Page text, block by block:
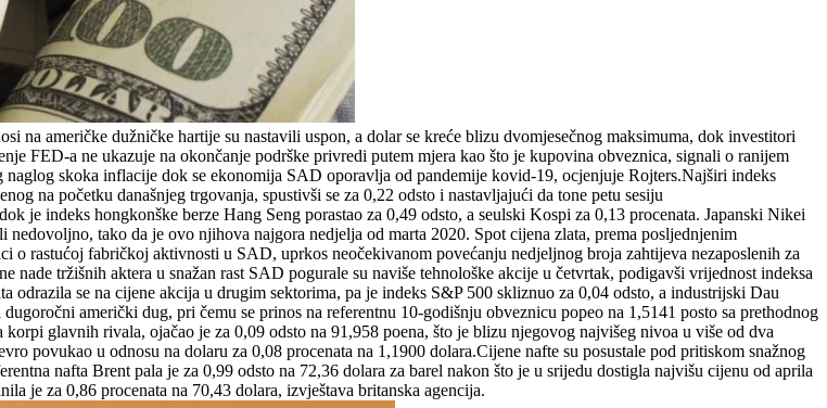
na američke dužničke hartije su nastavili uspon, a dolar se kreće blizu dvomjesečnog maksimuma, dok investitori
FED-a ne ukazuje na okončanje podrške privredi putem mjera kao što je kupovina obveznica, signali o ranijem
skoka inflacije dok se ekonomija SAD oporavlja od pandemije kovid-19, ocjenjuje Rojters.Najširi indeks
na početku današnjeg trgovanja, spustivši se za 0,22 odsto i nastavljajući da tone petu sesiju
je indeks hongkonške berze Hang Seng porastao za 0,49 odsto, a seulski Kospi za 0,13 procenata. Japanski Nikei
tako da je ovo njihova najgora nedjelja od marta 2020. Spot cijena zlata, prema posljednjenim
o rastućoj fabričkoj aktivnosti u SAD, uprkos neočekivanom povećanju nedjeljnog broja zahtijeva nezaposlenih za
tržišnih aktera u snažan rast SAD pogurale su naviše tehnološke akcije u četvrtak, podigavši vrijednost indeksa
se na cijene akcija u drugim sektorima, pa je indeks S&P 500 skliznuo za 0,04 odsto, a industrijski Dau
američki dug, pri čemu se prinos na referentnu 10-godišnju obveznicu popeo na 1,5141 posto sa prethodnog
glavnih rivala, ojačao je za 0,09 odsto na 91,958 poena, što je blizu njegovog najvišeg nivoa u više od dva
povukao u odnosu na dolaru za 0,08 procenata na 1,1900 dolara.Cijene nafte su posustale pod pritiskom snažnog
nafta Brent pala je za 0,99 odsto na 72,36 dolara za barel nakon što je u srijedu dostigla najvišu cijenu od aprila
je za 0,86 procenata na 70,43 dolara, izvještava britanska agencija.